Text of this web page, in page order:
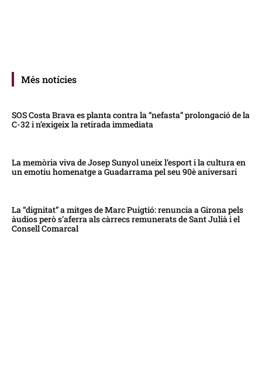
Més notícies
SOS Costa Brava es planta contra la “nefasta” prolongació de la
C-32 i n’exigeix la retirada immediata
La memòria viva de Josep Sunyol uneix l’esport i la cultura en
un emotiu homenatge a Guadarrama pel seu 90è aniversari
La “dignitat” a mitges de Marc Puigtió: renuncia a Girona pels
àudios però s’aferra als càrrecs remunerats de Sant Julià i el
Consell Comarcal